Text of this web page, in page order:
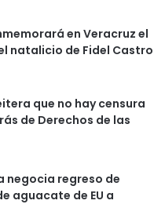
en Veracruz el
natalicio de Fidel Castro
que no hay censura
de Derechos de las
negocia regreso de
aguacate de EU a